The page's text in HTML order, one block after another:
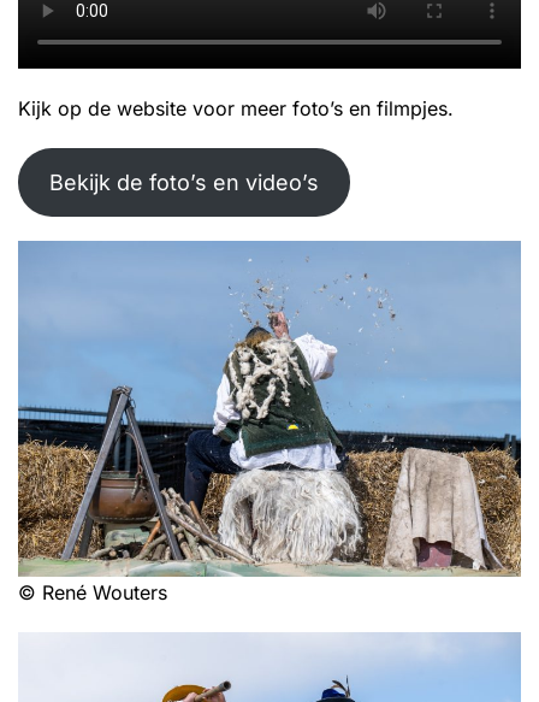
Kijk op de website voor meer foto’s en filmpjes.
Bekijk de foto’s en video’s
© René Wouters